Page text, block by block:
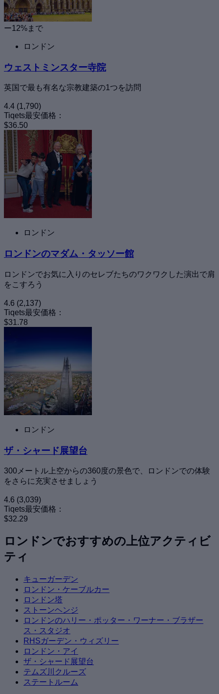
ー12%まで
ロンドン
ウェストミンスター寺院
英国で最も有名な宗教建築の1つを訪問
4.4 (1,790)
Tiqets最安価格：
$36.50
ロンドン
ロンドンのマダム・タッソー館
ロンドンでお気に入りのセレブたちのワクワクした演出で肩
をこすろう
4.6 (2,137)
Tiqets最安価格：
$31.78
ロンドン
ザ・シャード展望台
300メートル上空からの360度の景色で、ロンドンでの体験
をさらに充実させましょう
4.6 (3,039)
Tiqets最安価格：
$32.29
ロンドンでおすすめの上位アクティビ
ティ
キューガーデン
ロンドン・ケーブルカー
ロンドン塔
ストーンヘンジ
ロンドンのハリー・ポッター・ワーナー・ブラザー
ス・スタジオ
RHSガーデン・ウィズリー
ロンドン・アイ
ザ・シャード展望台
テムズ川クルーズ
ステートルーム